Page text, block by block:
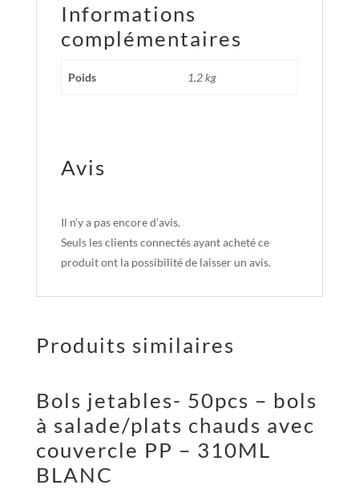
Informations
complémentaires
Poids 1,2 kg
Avis
Il n’y a pas encore d’avis.
Seuls les clients connectés ayant acheté ce
produit ont la possibilité de laisser un avis.
Produits similaires
Bols jetables- 50pcs – bols
à salade/plats chauds avec
couvercle PP – 310ML
BLANC